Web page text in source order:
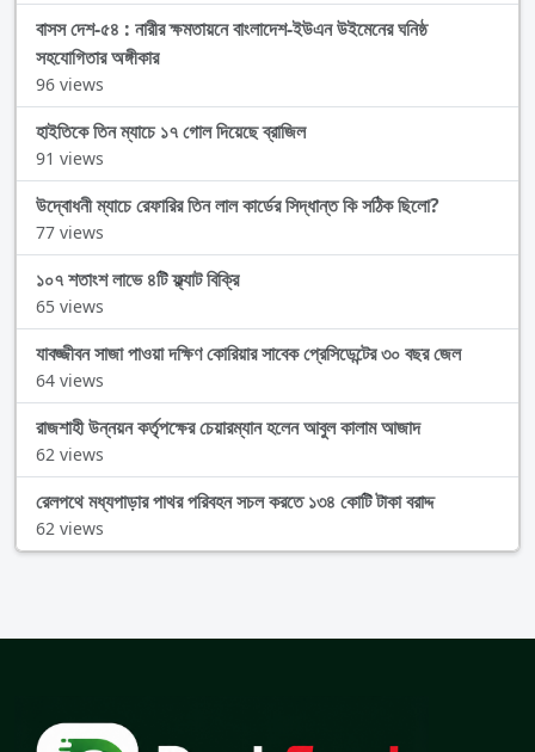
বাসস দেশ-৫৪ : নারীর ক্ষমতায়নে বাংলাদেশ-ইউএন উইমেনের ঘনিষ্ঠ
সহযোগিতার অঙ্গীকার
96 views
হাইতিকে তিন ম্যাচে ১৭ গোল দিয়েছে ব্রাজিল
91 views
উদ্বোধনী ম্যাচে রেফারির তিন লাল কার্ডের সিদ্ধান্ত কি সঠিক ছিলো?
77 views
১০৭ শতাংশ লাভে ৪টি ফ্ল্যাট বিক্রি
65 views
যাবজ্জীবন সাজা পাওয়া দক্ষিণ কোরিয়ার সাবেক প্রেসিডেন্টের ৩০ বছর জেল
64 views
রাজশাহী উন্নয়ন কর্তৃপক্ষের চেয়ারম্যান হলেন আবুল কালাম আজাদ
62 views
রেলপথে মধ্যপাড়ার পাথর পরিবহন সচল করতে ১৩৪ কোটি টাকা বরাদ্দ
62 views